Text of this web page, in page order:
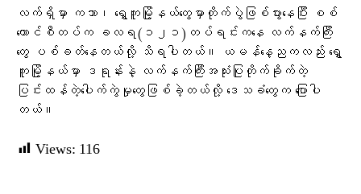
လက်ရှိမှာ ကသာ၊ ရွှေကူမြို့နယ်တွေမှာတိုက်ပွဲဖြစ်ပွားနေပြီး စစ်
ကောင်စီတပ်က ခလရ(‌၁၂၁)တပ်ရင်းကနေ လက်နက်ကြီး
တွေ ပစ်ခတ်နေတယ်လို့ သိရပါတယ်။ ယမန်နေ့ညကလည်း ရွှေ
ကူမြို့နယ်မှာ ဒရုန်းနဲ့ လက်နက်ကြီးအသုံးပြုတိုက်ခိုက်တဲ့
ပြင်းထန်တဲ့ပေါက်ကွဲမှုတွေဖြစ်ခဲ့တယ်လို့ ဒေသခံတွေက ပြောပါ
တယ်။
Views: 116